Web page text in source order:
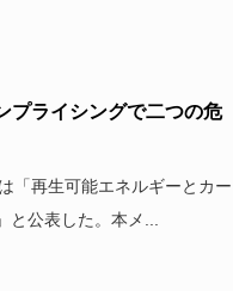
プライシングで二つの危
「再生可能エネルギーとカー
と公表した。本メ...